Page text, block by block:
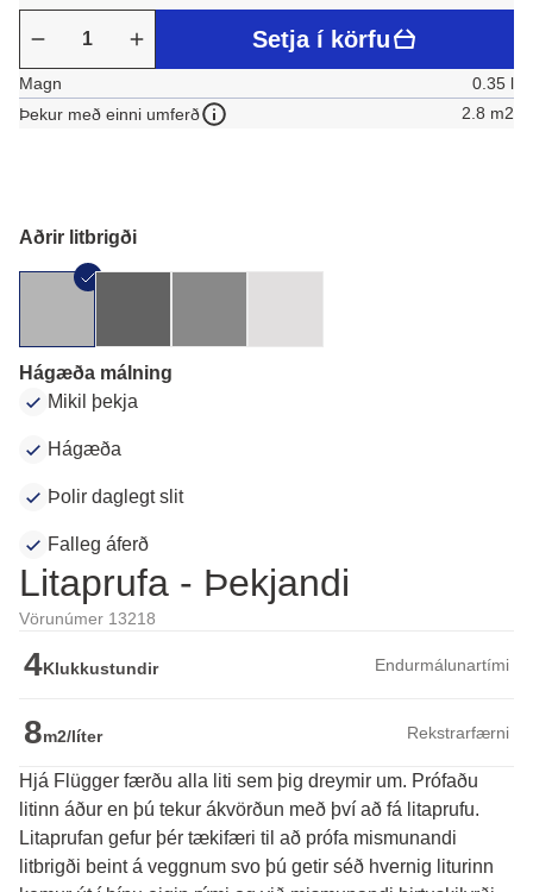
Setja í körfu
Magn
0.35 l
Þekur með einni umferð
2.8 m2
Aðrir litbrigði
Hágæða málning
Mikil þekja
Hágæða
Þolir daglegt slit
Falleg áferð
Litaprufa - Þekjandi
Vörunúmer 13218
4Klukkustundir Endurmálunartími
8m2/líter Rekstrarfærni
Hjá Flügger færðu alla liti sem þig dreymir um. Prófaðu
litinn áður en þú tekur ákvörðun með því að fá litaprufu.
Litaprufan gefur þér tækifæri til að prófa mismunandi
litbrigði beint á veggnum svo þú getir séð hvernig liturinn